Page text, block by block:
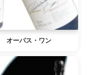
オーパス・ワン